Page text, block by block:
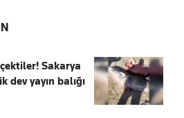
Sakarya
dev yayın balığı